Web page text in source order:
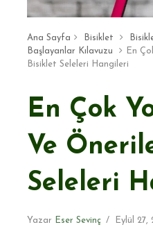
Ana Sayfa Bisiklet
Başlayanlar Kılavuzu
En
Bisiklet Seleleri Hangileri
En Çok
Ve
Seleleri
Yazar Eser Sevinç
Eylül 27,